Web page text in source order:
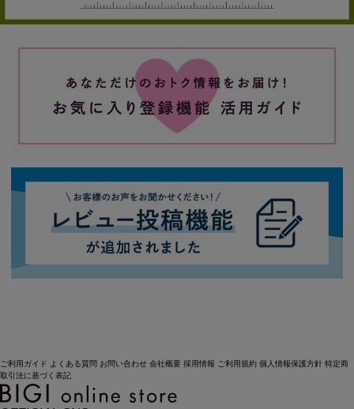
ご利用ガイド よくある質問 お問い合わせ 会社概要 採用情報 ご利用規約 個人情報保護方針 特定商
取引法に基づく表記